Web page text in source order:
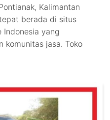
Kalimantan
berada di situs
Indonesia yang
komunitas jasa. Toko